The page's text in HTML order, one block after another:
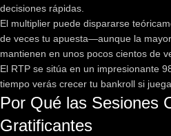
decisiones rápidas.
El multiplier puede dispararse
de veces tu apuesta—aunque la
mantienen en unos pocos cientos de
El RTP se sitúa en un impresionante
tiempo verás crecer tu bankroll si
Por Qué las Sesiones
Gratificantes